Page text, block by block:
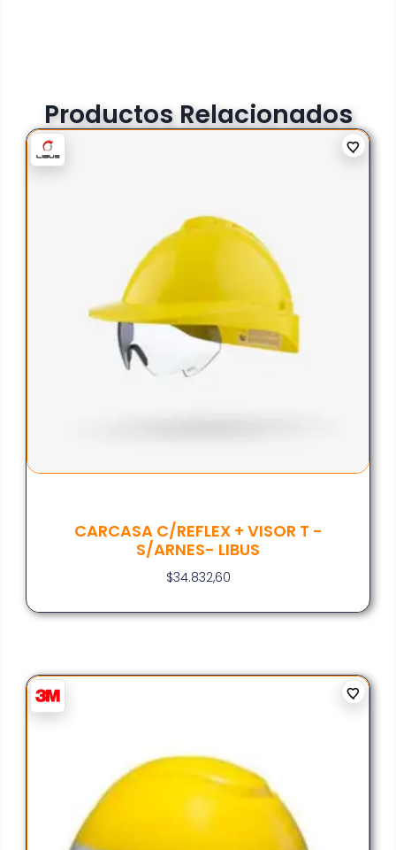
Productos Relacionados
CARCASA C/REFLEX + VISOR T -
S/ARNES- LIBUS
$34.832,60